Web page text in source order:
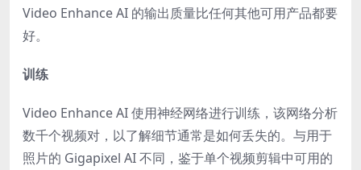
Video Enhance AI 的输出质量比任何其他可用产品都要
好。
训练
Video Enhance AI 使用神经网络进行训练，该网络分析
数千个视频对，以了解细节通常是如何丢失的。与用于
照片的 Gigapixel AI 不同，鉴于单个视频剪辑中可用的